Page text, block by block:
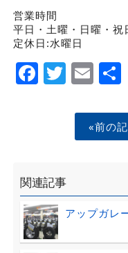
営業時間
平日・土曜・日曜・
定休日:水曜日
Facebook
Twitter
«前の
関連記事
アップガレ